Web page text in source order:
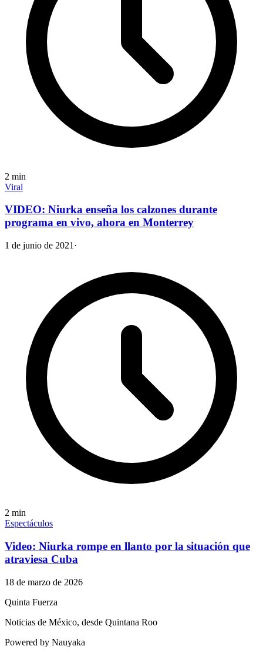
2 min
Viral
VIDEO: Niurka enseña los calzones durante
programa en vivo, ahora en Monterrey
1 de junio de 2021 ·
2 min
Espectáculos
Video: Niurka rompe en llanto por la situación que
atraviesa Cuba
18 de marzo de 2026
Quinta Fuerza
Noticias de México, desde Quintana Roo
Powered by Nauyaka